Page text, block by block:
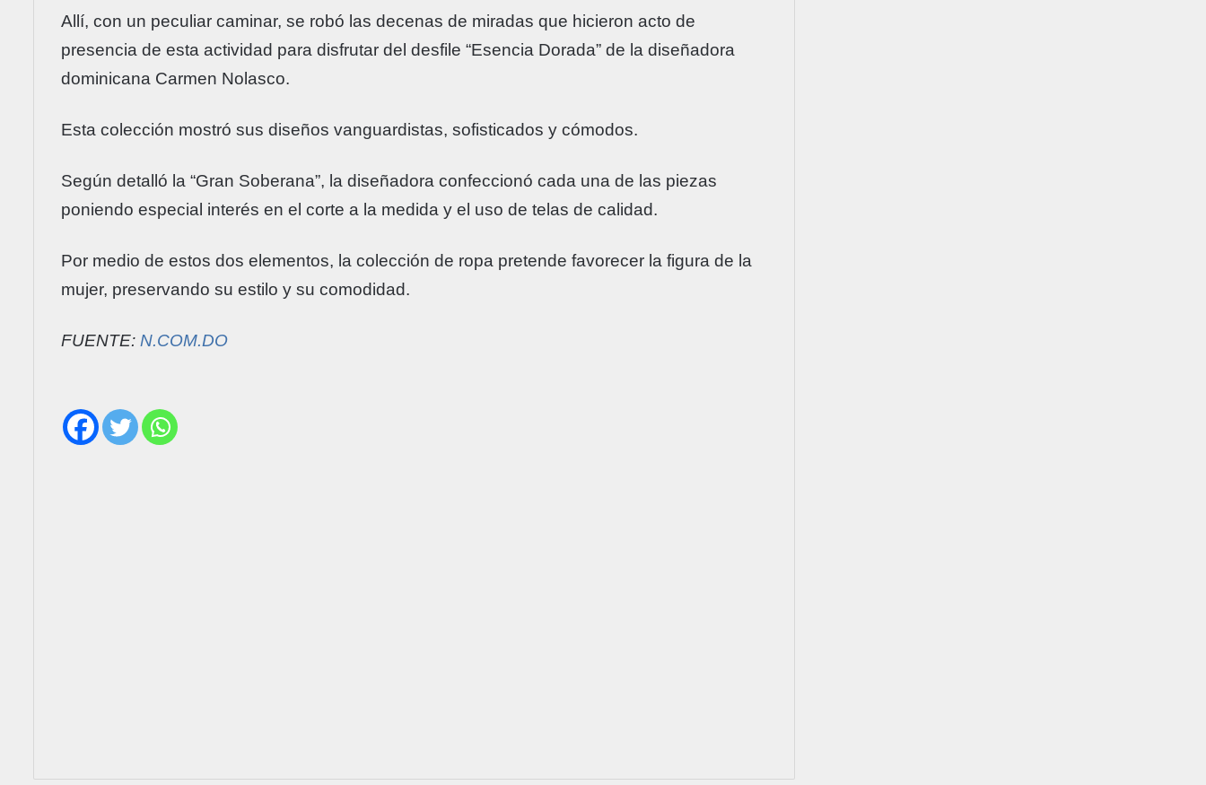
Allí, con un peculiar caminar, se robó las decenas de miradas que hicieron acto de
presencia de esta actividad para disfrutar del desfile “Esencia Dorada” de la diseñadora
dominicana Carmen Nolasco.
Esta colección mostró sus diseños vanguardistas, sofisticados y cómodos.
Según detalló la “Gran Soberana”, la diseñadora confeccionó cada una de las piezas
poniendo especial interés en el corte a la medida y el uso de telas de calidad.
Por medio de estos dos elementos, la colección de ropa pretende favorecer la figura de la
mujer, preservando su estilo y su comodidad.
FUENTE: N.COM.DO